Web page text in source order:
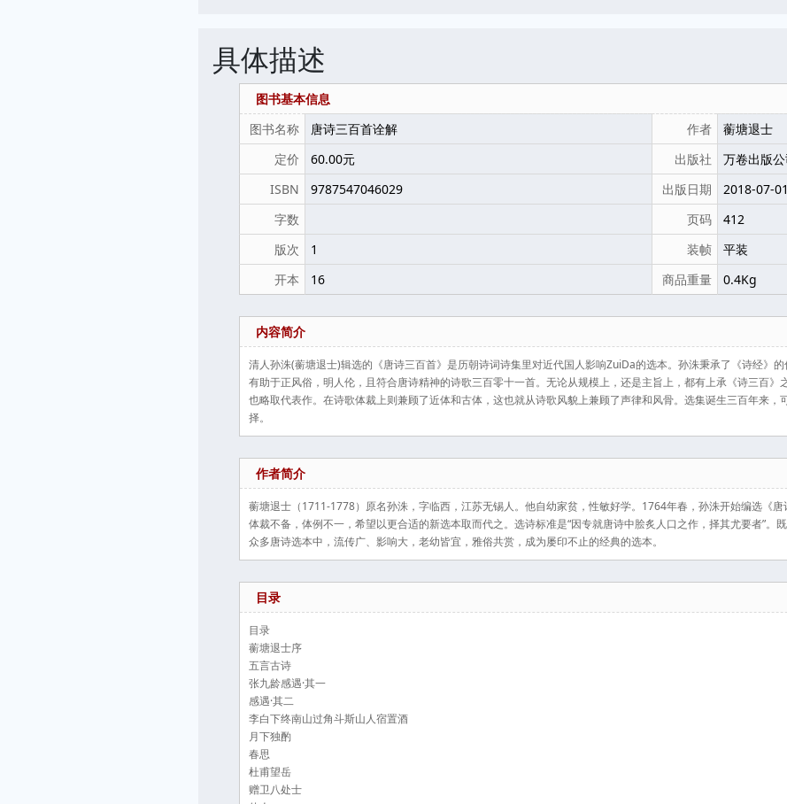
具体描述
图书基本信息
图书名称
唐诗三百首诠解 作者
蘅塘退士
定价
60.00元 出版社
万卷出版公
ISBN
9787547046029 出版日期
2018-07-01
字数
页码
412
版次
1 装帧
平装
开本
16 商品重量 0.4Kg
内容简介
清人孙洙(蘅塘退士)辑选的《唐诗三百首》是历朝诗词诗集里对近代国人影响ZuiDa的选本。孙洙秉承了《诗经》
有助于正风俗，明人伦，且符合唐诗精神的诗歌三百零十一首。无论从规模上，还是主旨上，都有上承《诗三百
也略取代表作。在诗歌体裁上则兼顾了近体和古体，这也就从诗歌风貌上兼顾了声律和风骨。选集诞生三百年来
择。
作者简介
蘅塘退士（1711-1778）原名孙洙，字临西，江苏无锡人。他自幼家贫，性敏好学。1764年春，孙洙开始编选《
体裁不备，体例不一，希望以更合适的新选本取而代之。选诗标准是“因专就唐诗中脍炙人口之作，择其尤要者”。
众多唐诗选本中，流传广、影响大，老幼皆宜，雅俗共赏，成为屡印不止的经典的选本。
目录
目录
蘅塘退士序
五言古诗
张九龄感遇·其一
感遇·其二
李白下终南山过角斗斯山人宿置酒
月下独酌
春思
杜甫望岳
赠卫八处士